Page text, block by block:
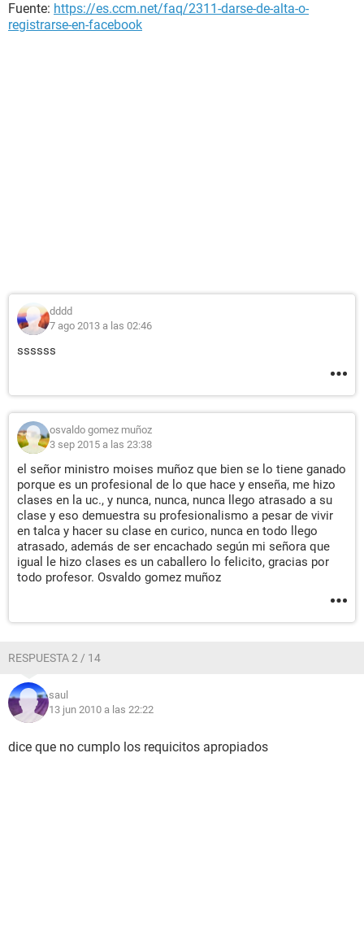
Fuente: https://es.ccm.net/faq/2311-darse-de-alta-o-
registrarse-en-facebook
dddd
7 ago 2013 a las 02:46
ssssss
osvaldo gomez muñoz
3 sep 2015 a las 23:38
el señor ministro moises muñoz que bien se lo tiene ganado
porque es un profesional de lo que hace y enseña, me hizo
clases en la uc., y nunca, nunca, nunca llego atrasado a su
clase y eso demuestra su profesionalismo a pesar de vivir
en talca y hacer su clase en curico, nunca en todo llego
atrasado, además de ser encachado según mi señora que
igual le hizo clases es un caballero lo felicito, gracias por
todo profesor. Osvaldo gomez muñoz
RESPUESTA 2 / 14
saul
13 jun 2010 a las 22:22
dice que no cumplo los requicitos apropiados